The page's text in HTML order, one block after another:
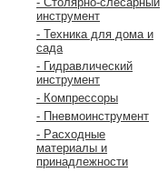
инструмент
- Техника для дома и
сада
- Гидравлический
инструмент
- Компрессоры
- Пневмоинструмент
- Расходные
материалы и
принадлежности